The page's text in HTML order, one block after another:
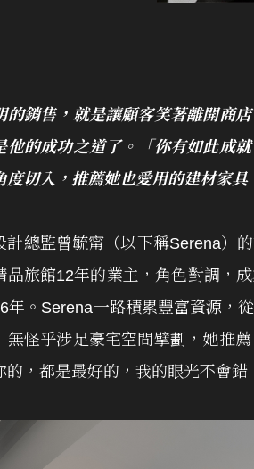
的銷售，就是讓顧客笑著離開商
他的成功之道了。「你有如此成
度切入，推薦她也愛用的建材家
計總監曾毓甯（以下稱Serena）
品旅館12年的業主，角色對調，
年。Serena一路積累豐富資源，
無怪乎涉足豪宅空間擘劃，她推
的，都是最好的，我的眼光不會錯